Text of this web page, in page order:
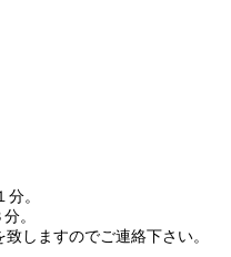
。
。
しますのでご連絡下さい。